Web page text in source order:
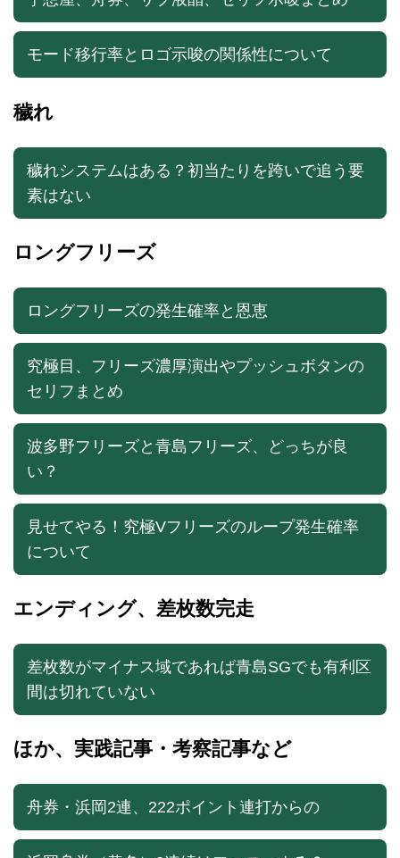
モード移行率とロゴ示唆の関係性について
穢れ
穢れシステムはある？初当たりを跨いで追う要
素はない
ロングフリーズ
ロングフリーズの発生確率と恩恵
究極目、フリーズ濃厚演出やプッシュボタンの
セリフまとめ
波多野フリーズと青島フリーズ、どっちが良
い？
見せてやる！究極Vフリーズのループ発生確率
について
エンディング、差枚数完走
差枚数がマイナス域であれば青島SGでも有利区
間は切れていない
ほか、実践記事・考察記事など
舟券・浜岡2連、222ポイント連打からの